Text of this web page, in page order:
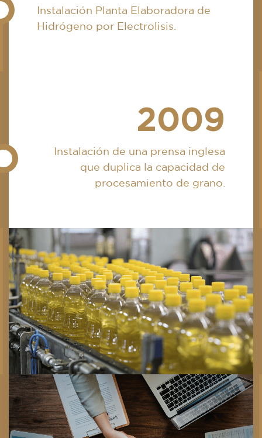
Instalación Planta Elaboradora de
Hidrógeno por Electrolisis.
2009
Instalación de una prensa inglesa
que duplica la capacidad de
procesamiento de grano.